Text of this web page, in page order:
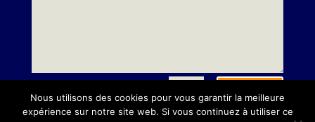
8 + 9= Envoi
Nous utilisons des cookies pour vous garantir la meilleure
expérience sur notre site web. Si vous continuez à utiliser ce